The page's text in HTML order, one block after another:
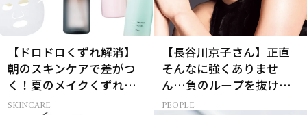
【ドロドロくずれ解消】
朝のスキンケアで差がつ
く！夏のメイクくずれ防
止術
SKINCARE
【長谷川京子さん】正直
そんなに強くありませ
ん…負のループを抜ける
15分の習慣とは?
PEOPLE